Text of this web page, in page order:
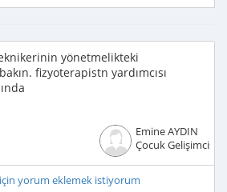
yönetmelikteki
fizyoterapistn yardımcısı
Emine AYDIN
Çocuk Gelişimcisi
yorum eklemek istiyorum